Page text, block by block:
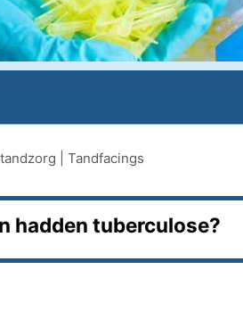
Tandfacings
hadden tuberculose?